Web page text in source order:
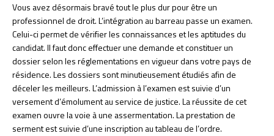
Vous avez désormais bravé tout le plus dur pour être un
professionnel de droit. L’intégration au barreau passe un examen.
Celui-ci permet de vérifier les connaissances et les aptitudes du
candidat. Il faut donc effectuer une demande et constituer un
dossier selon les réglementations en vigueur dans votre pays de
résidence. Les dossiers sont minutieusement étudiés afin de
déceler les meilleurs. L’admission à l’examen est suivie d’un
versement d’émolument au service de justice. La réussite de cet
examen ouvre la voie à une assermentation. La prestation de
serment est suivie d’une inscription au tableau de l’ordre.